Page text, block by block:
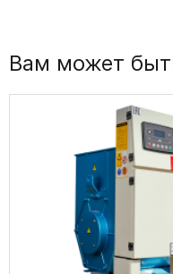
Вам может